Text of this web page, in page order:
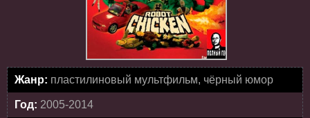
Жанр: пластилиновый мультфильм, чёрный юмор
Год: 2005-2014